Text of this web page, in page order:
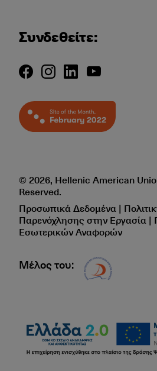
Συνδεθείτε:
© 2026, Hellenic American
Reserved.
Προσωπικά Δεδομένα |
Παρενόχλησης στην Εργασία |
Εσωτερικών Αναφορών
Μέλος του: